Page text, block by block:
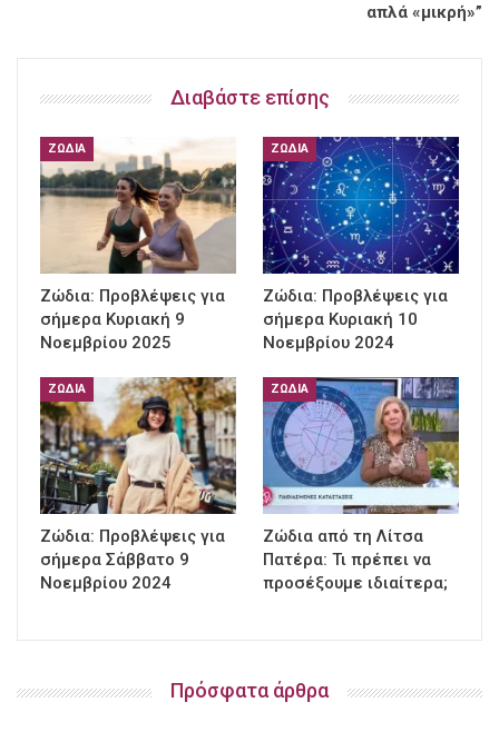
απλά «μικρή»”
Διαβάστε επίσης
ΖΏΔΙΑ
Ζώδια: Προβλέψεις για
σήμερα Κυριακή 9
Νοεμβρίου 2025
ΖΏΔΙΑ
Ζώδια: Προβλέψεις για
σήμερα Κυριακή 10
Νοεμβρίου 2024
ΖΏΔΙΑ
Ζώδια: Προβλέψεις για
σήμερα Σάββατο 9
Νοεμβρίου 2024
ΖΏΔΙΑ
Ζώδια από τη Λίτσα
Πατέρα: Τι πρέπει να
προσέξουμε ιδιαίτερα;
Πρόσφατα άρθρα